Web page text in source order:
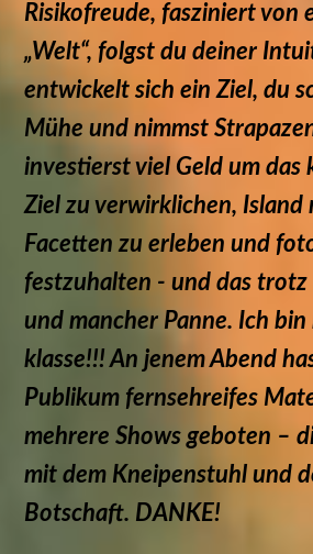
Risikofreude, fasziniert von
„Welt“, folgst du deiner
entwickelt sich ein Ziel, du
Mühe und nimmst
investierst viel Geld um das
Ziel zu verwirklichen, Island
Facetten zu erleben und
festzuhalten - und das
und mancher Panne. Ich bin
klasse!!!An jenem Abend
Publikum fernsehreifes
mehrere Shows geboten –
mit dem Kneipenstuhl und
Botschaft. DANKE!